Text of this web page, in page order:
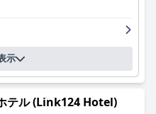
スタッフにより際立ってお
族旅行者にとって非常にお勧
し不便だと感じる人もいま
り、宿泊客は十分な監視付き
ンなどの追加の利便性を称賛
ェスタン プラス ホテル ファ
優れた選択肢となっていま
は、広々としていてモダン
品質の家具、マルチメディア
チン、ハイドロマッサージバ
ています。清潔さは非常に高
適な家具が備わっていると評
気を醸し出しています。
示
テル (Link124 Hotel)